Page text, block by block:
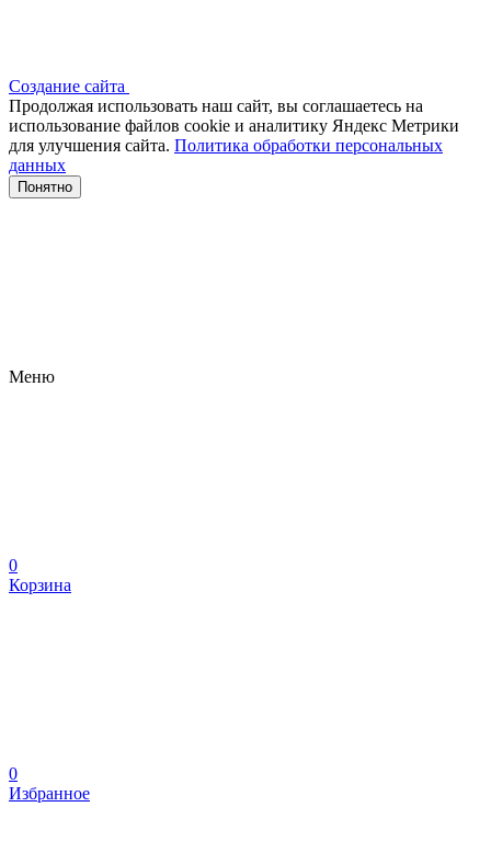
Создание сайта
Продолжая использовать наш сайт, вы соглашаетесь на
использование файлов сооkіе и аналитику Яндекс Метрики
для улучшения сайта. Политика обработки персональных
данных
Понятно
Меню
0
Корзина
0
Избранное